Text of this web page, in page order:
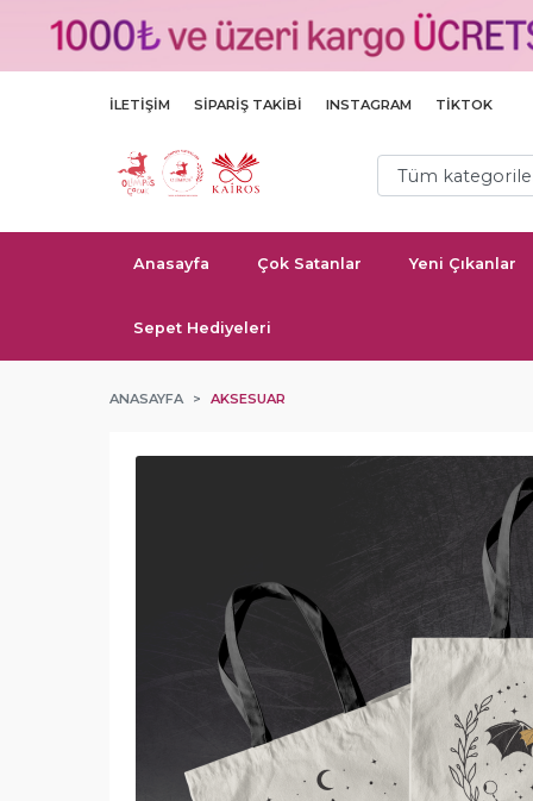
İLETIŞIM SIPARIŞ TAKIBI INSTAGRAM TIKTOK
Anasayfa Çok Satanlar Yeni Çıkanlar
Sepet Hediyeleri
ANASAYFA AKSESUAR